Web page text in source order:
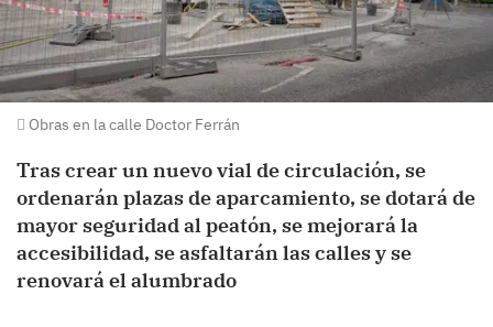
Obras en la calle Doctor Ferrán
Tras crear un nuevo vial de circulación, se
ordenarán plazas de aparcamiento, se dotará de
mayor seguridad al peatón, se mejorará la
accesibilidad, se asfaltarán las calles y se
renovará el alumbrado